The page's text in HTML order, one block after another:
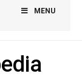
MENU